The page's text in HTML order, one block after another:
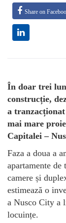
Share on
În doar trei
construcție,
a
mai mare
Capitalei –
Faza a doua a
apartamente
camere și
estimează o
a Nusco City a
locuințe.